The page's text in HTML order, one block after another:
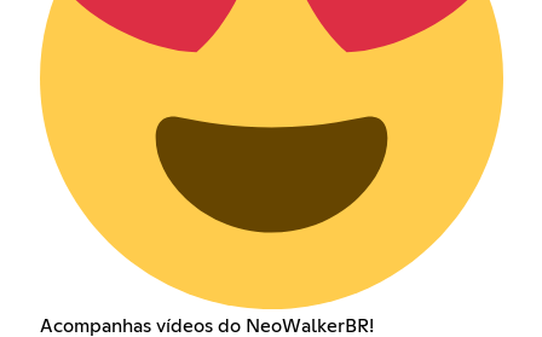
Acompanhas vídeos do NeoWalkerBR!